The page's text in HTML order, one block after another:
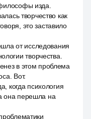
изда.
творчество как
это заставило
от исследования
творчества.
в этом проблема
Вот.
когда психология
она перешла на